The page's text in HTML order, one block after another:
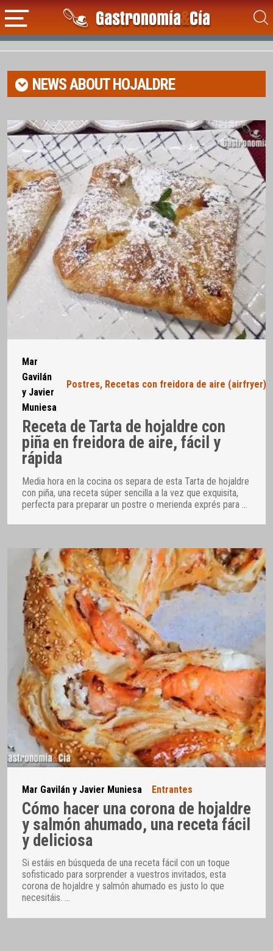
NEWS ABOUTHOJALDRE
Mar
Gavilán
y Javier
Muniesa
Postres, Recetas con freidora de aire (airfryer)
Receta de Tarta de hojaldre con
piña en freidora de aire, fácil y
rápida
Media hora en la cocina os separa de esta Tarta de hojaldre
con piña, una receta súper sencilla a la vez que exquisita,
perfecta para preparar un postre o merienda exprés para
Mar Gavilán y Javier Muniesa Entrantes
Cómo hacer una corona de hojaldre
y salmón ahumado, una receta fácil
y deliciosa
Si estáis en búsqueda de una receta fácil con un toque
sofisticado para sorprender a vuestros invitados, esta
corona de hojaldre y salmón ahumado es justo lo que
necesitáis. …